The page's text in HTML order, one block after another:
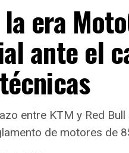
era
ante el
entre KTM y Red
de motores de